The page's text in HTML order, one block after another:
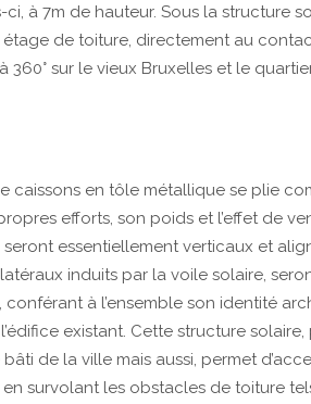
à 7m de hauteur. Sous la struc­ture
de toiture, directement au
sur le vieux Bruxelles et le
caissons en tôle métallique se plie
efforts, son poids et l’effet de
essentiellement verticaux et
induits par la voile solaire,
à l’ensemble son identi­té
existant. Cette structure solaire,
de la ville mais aussi, permet
sur­volant les obstacles de toiture tels